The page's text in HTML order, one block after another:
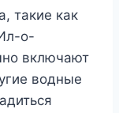
такие как
о-
включают
водные